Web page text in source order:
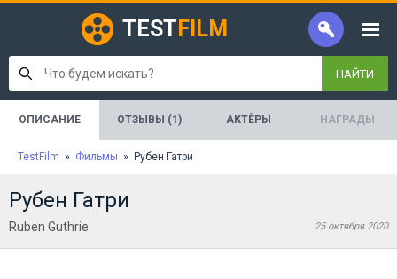
TEST FILM
НАЙТИ
ОПИСАНИЕ ОТЗЫВЫ (1) АКТЁРЫ НАГРАДЫ
TestFilm » Фильмы » Рубен Гатри
Рубен Гатри
Ruben Guthrie 25 октября 2020